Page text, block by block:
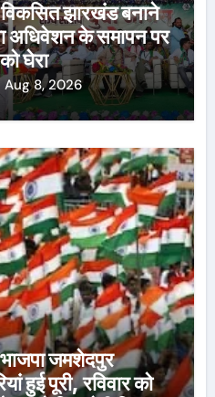
झारखंड बनाने
के समापन पर
घेरा
Aug 8, 2026
भाजपा जमशेदपुर
हुई पूरी, रविवार को